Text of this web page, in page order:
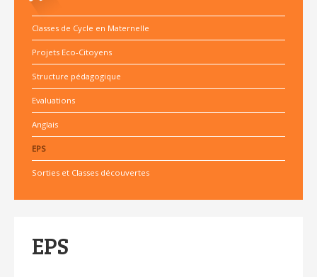
Classes de Cycle en Maternelle
Projets Eco-Citoyens
Structure pédagogique
Evaluations
Anglais
EPS
Sorties et Classes découvertes
EPS